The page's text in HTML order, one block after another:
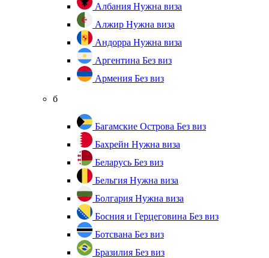
Албания Нужна виза
Алжир Нужна виза
Андорра Нужна виза
Аргентина Без виз
Армения Без виз
б
Багамские Острова Без виз
Бахрейн Нужна виза
Беларусь Без виз
Бельгия Нужна виза
Болгария Нужна виза
Босния и Герцеговина Без виз
Ботсвана Без виз
Бразилия Без виз